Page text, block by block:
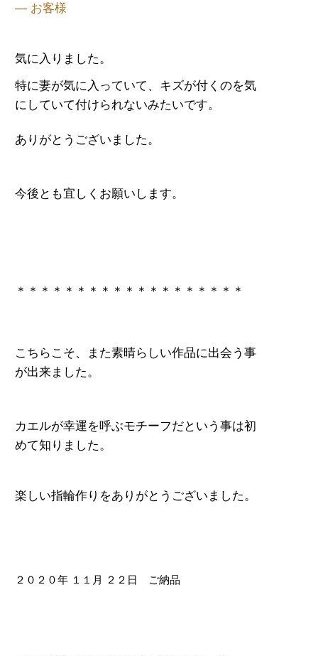
— お客様
気に入りました。
特に妻が気に入っていて、キズが付くのを気
にしていて付けられないみたいです。
ありがとうございました。
今後とも宜しくお願いします。
＊＊＊＊＊＊＊＊＊＊＊＊＊＊＊＊＊＊＊
こちらこそ、また素晴らしい作品に出会う事
が出来ました。
カエルが幸運を呼ぶモチーフだという事は初
めて知りました。
楽しい指輪作りをありがとうございました。
２０２０年 １１月 ２２日 ご納品